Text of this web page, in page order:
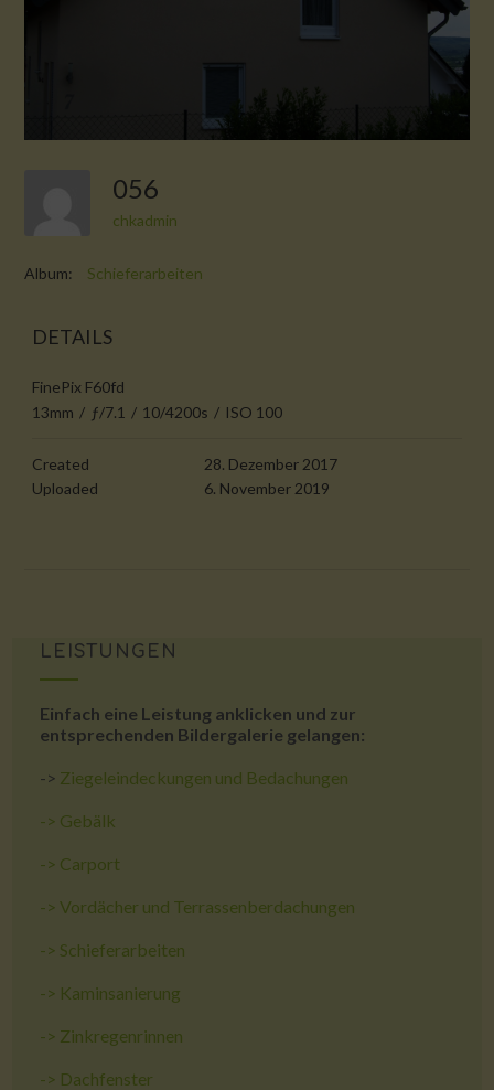
056
chkadmin
Album: Schieferarbeiten
DETAILS
FinePix F60fd
13mm / ƒ/7.1 / 10/4200s / ISO 100
Created
28. Dezember 2017
Uploaded
6. November 2019
LEISTUNGEN
Einfach eine Leistung anklicken und zur
entsprechenden Bildergalerie gelangen:
-> Ziegeleindeckungen und Bedachungen
-> Gebälk
-> Carport
->Vordächer und Terrassenberdachungen
-> Schieferarbeiten
-> Kaminsanierung
-> Zinkregenrinnen
-> Dachfenster